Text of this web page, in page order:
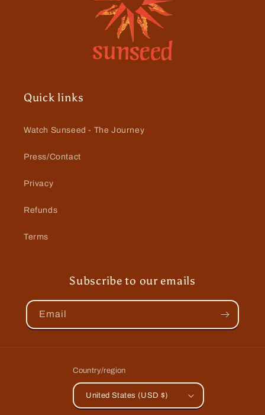
Quick links
Watch Sunseed - The Journey
Press/Contact
Privacy
Refunds
Terms
Subscribe to our emails
Email
Country/region
United States (USD $)